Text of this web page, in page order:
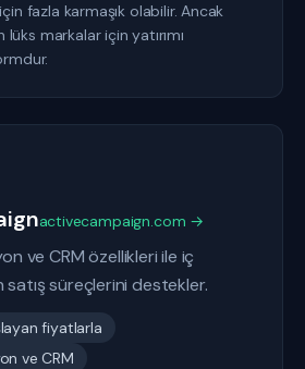
fazla karmaşık olabilir. Ancak
markalar için yatırımı
activecampaign.com →
ve CRM özellikleri ile iç
satış süreçlerini destekler.
fiyatlarla
ve CRM